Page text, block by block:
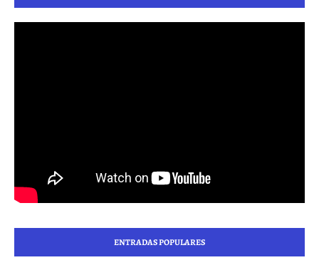
ENTRADAS POPULARES